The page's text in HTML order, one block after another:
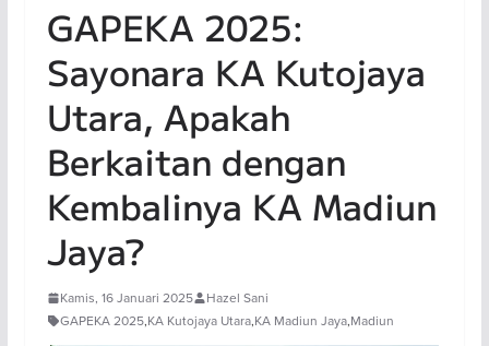
GAPEKA 2025:
Sayonara KA Kutojaya
Utara, Apakah
Berkaitan dengan
Kembalinya KA Madiun
Jaya?
Kamis, 16 Januari 2025
Hazel Sani
GAPEKA 2025,KA Kutojaya Utara,KA Madiun Jaya,Madiun